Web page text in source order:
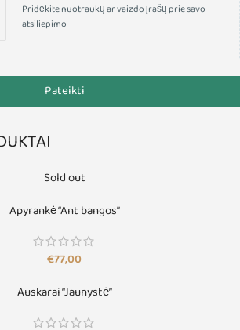
Pridėkite nuotraukų ar vaizdo įrašų prie savo
atsiliepimo
Pateikti
Sold out
Apyrankė “Ant bangos”
€77,00
Auskarai “Jaunystė”